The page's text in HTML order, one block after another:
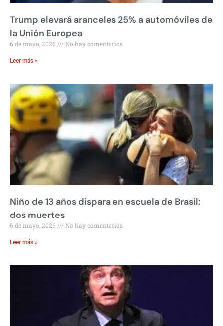
Trump elevará aranceles 25% a automóviles de
la Unión Europea
6 de mayo, 2026 No hay comentarios
Leer más »
Niño de 13 años dispara en escuela de Brasil:
dos muertes
6 de mayo, 2026 No hay comentarios
Leer más »